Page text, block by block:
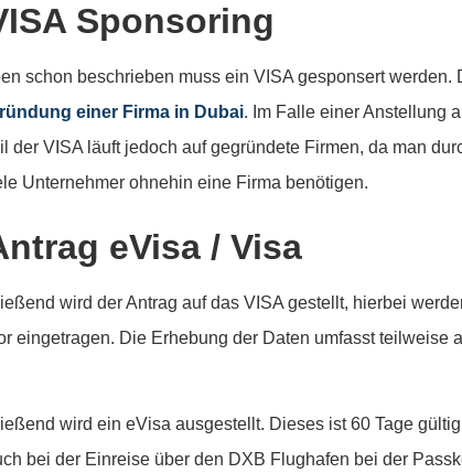
Sponsoring
schon beschrieben muss ein VISA gesponsert
einer Firma in Dubai. Im Falle einer Anstellung
der VISA läuft jedoch auf gegründete Firmen, da man
Unternehmer ohnehin eine Firma benötigen.
eVisa / Visa
wird der Antrag auf das VISA gestellt, hierbei
eingetragen. Die Erhebung der Daten umfasst teilweise
wird ein eVisa ausgestellt. Dieses ist 60 Tage
bei der Einreise über den DXB Flughafen bei der